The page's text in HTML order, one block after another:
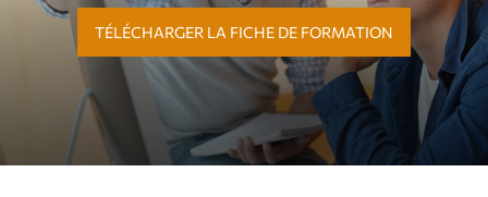
TÉLÉCHARGER LA FICHE DE FORMATION